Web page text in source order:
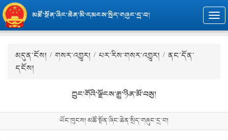
མཚོ་སྔོན་ཞིང་ཆེན་མི་དམངས་སྲིད་གཞུང་དྲ་བ།
མདུན་ངོས། / གསར་འགྱུར། / པར་རིས་གསར་འགྱུར། / ནང་དོན་
དངོས།
ཀྲུང་གོའི་ལྗོངས་རྒྱུ་ཉིན་མོ་བསུ།
ཡོང་ཁུངས། མཚོ་སྔོན་ཞིང་ཆེན་སྲིད་གཞུང་དྲ་བ།